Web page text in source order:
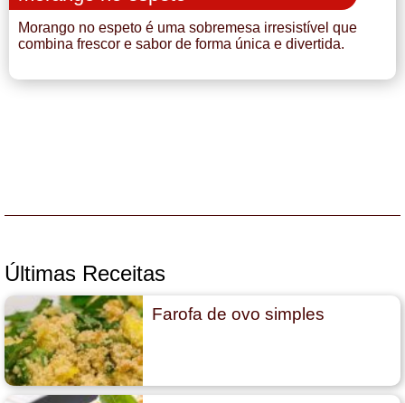
Morango no espeto é uma sobremesa irresistível que
combina frescor e sabor de forma única e divertida.
Últimas Receitas
Farofa de ovo simples